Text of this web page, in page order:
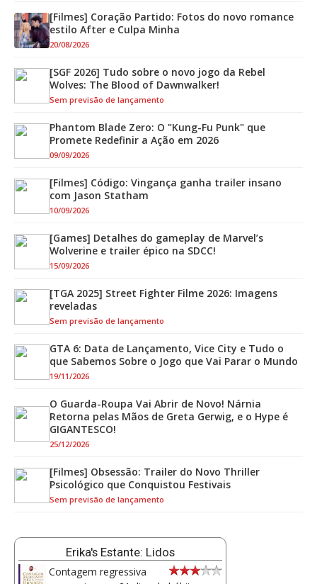
[Filmes] Coração Partido: Fotos do novo romance
estilo After e Culpa Minha
20/08/2026
[SGF 2026] Tudo sobre o novo jogo da Rebel
Wolves: The Blood of Dawnwalker!
Sem previsão de lançamento
Phantom Blade Zero: O "Kung-Fu Punk" que
Promete Redefinir a Ação em 2026
09/09/2026
[Filmes] Código: Vingança ganha trailer insano
com Jason Statham
10/09/2026
[Games] Detalhes do gameplay de Marvel’s
Wolverine e trailer épico na SDCC!
15/09/2026
[TGA 2025] Street Fighter Filme 2026: Imagens
reveladas
Sem previsão de lançamento
GTA 6: Data de Lançamento, Vice City e Tudo o
que Sabemos Sobre o Jogo que Vai Parar o Mundo
19/11/2026
O Guarda-Roupa Vai Abrir de Novo! Nárnia
Retorna pelas Mãos de Greta Gerwig, e o Hype é
GIGANTESCO!
25/12/2026
[Filmes] Obsessão: Trailer do Novo Thriller
Psicológico que Conquistou Festivais
Sem previsão de lançamento
Erika's Estante: Lidos
Contagem regressiva